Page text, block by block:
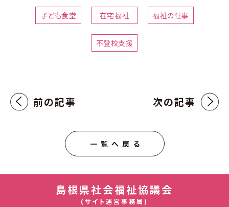
子ども食堂 在宅福祉 福祉の仕事
不登校支援
前の記事 次の記事
一覧へ戻る
島根県社会福祉協議会
(サイト運営事務局)